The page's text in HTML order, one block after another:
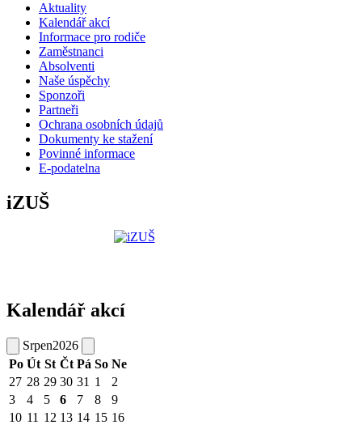
Aktuality
Kalendář akcí
Informace pro rodiče
Zaměstnanci
Absolventi
Naše úspěchy
Sponzoři
Partneři
Ochrana osobních údajů
Dokumenty ke stažení
Povinné informace
E-podatelna
iZUŠ
Kalendář akcí
Srpen2026
Po Út St Čt Pá So Ne
27 28 29 30 31 1
2
3
4 5 6 7 8
9
10 11 12 13 14 15 16